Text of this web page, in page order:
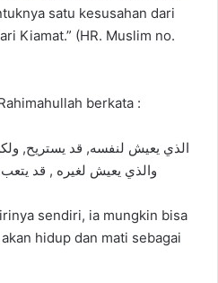
satu kesusahan dari
Kiamat.” (HR. Muslim no.
berkata :
الذي يعيش لنفسه, قد يستريح,
والذي يعيش لغيره , قد
sendiri, ia mungkin bisa
hidup dan mati sebagai